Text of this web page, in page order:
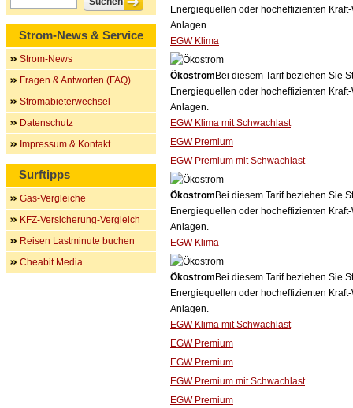
Energiequellen oder hocheffizienten
Anlagen.
EGW Klima
Ökostrom Bei diesem Tarif beziehen Sie
Energiequellen oder hocheffizienten
Anlagen.
EGW Klima mit Schwachlast
EGW Premium
EGW Premium mit Schwachlast
Ökostrom Bei diesem Tarif beziehen Sie
Energiequellen oder hocheffizienten
Anlagen.
EGW Klima
Ökostrom Bei diesem Tarif beziehen Sie
Energiequellen oder hocheffizienten
Anlagen.
EGW Klima mit Schwachlast
EGW Premium
EGW Premium
EGW Premium mit Schwachlast
EGW Premium
Strom-News & Service
Strom-News
Fragen & Antworten (FAQ)
Stromabieterwechsel
Datenschutz
Impressum & Kontakt
Surftipps
Gas-Vergleiche
KFZ-Versicherung-Vergleich
Reisen Lastminute buchen
Cheabit Media